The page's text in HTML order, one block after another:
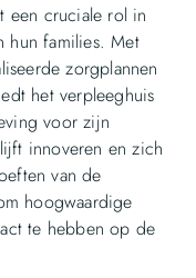
een cruciale rol in
hun families. Met
zorgplannen
het verpleeghuis
voor zijn
innoveren en zich
van de
hoogwaardige
te hebben op de